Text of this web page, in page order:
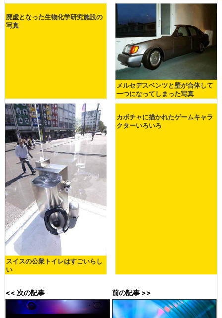
廃虚となった生物化学研究施設の
写真
メルセデスベンツと壁が合体して
一つになってしまった写真
スイスの公衆トイレはすごいらし
い
カボチャに描かれたゲームキャラ
クターいろいろ
<< 次の記事 前の記事 >>